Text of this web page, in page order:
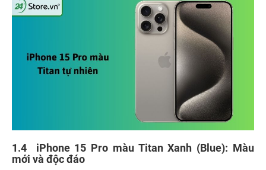
1.4 iPhone 15 Pro màu Titan Xanh (Blue): Màu
mới và độc đáo